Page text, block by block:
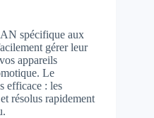
spécifique aux
gérer leur
appareils
Le
efficace : les
résolus rapidement